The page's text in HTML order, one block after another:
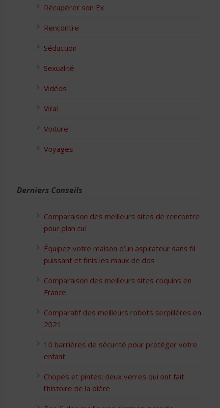
Récupérer son Ex
Rencontre
Séduction
Sexualité
Vidéos
Viral
Voiture
Voyages
Derniers Conseils
Comparaison des meilleurs sites de rencontre
pour plan cul
Équipez votre maison d’un aspirateur sans fil
puissant et finis les maux de dos
Comparaison des meilleurs sites coquins en
France
Comparatif des meilleurs robots serpillères en
2021
10 barrières de sécurité pour protéger votre
enfant
Chopes et pintes: deux verres qui ont fait
l’histoire de la bière